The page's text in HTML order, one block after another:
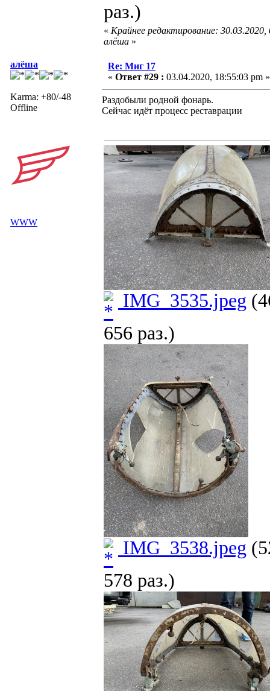
раз.)
« Крайнее редактирование:
алёша »
алёша
Karma: +80/-48
Offline
WWW
Re: Миг 17
« Ответ #29 : 03.04.2020, 18:55:03 pm »
Раздобыли родной фонарь.
Сейчас идёт процесс реставрации
IMG_3535.jpeg
656 раз.)
IMG_3538.jpeg
578 раз.)